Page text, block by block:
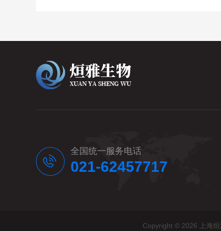
全国统一服务电话
021-62457717
Copyright © 2026 上海